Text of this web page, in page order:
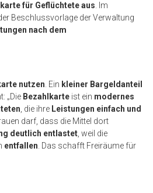
für Geflüchtete aus . Im
Beschlussvorlage der Verwaltung
nach dem
nutzen . Ein kleiner Bargeldanteil
„Die Bezahlkarte ist ein modernes
, die ihre Leistungen einfach und
darf, dass die Mittel dort
deutlich entlastet , weil die
entfallen . Das schafft Freiräume für